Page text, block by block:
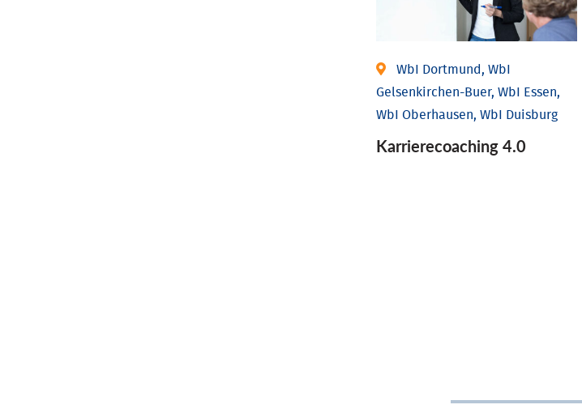
WbI Dortmund, WbI
Gelsenkirchen-Buer, WbI Essen,
WbI Oberhausen, WbI Duisburg
Karriere­coaching 4.0